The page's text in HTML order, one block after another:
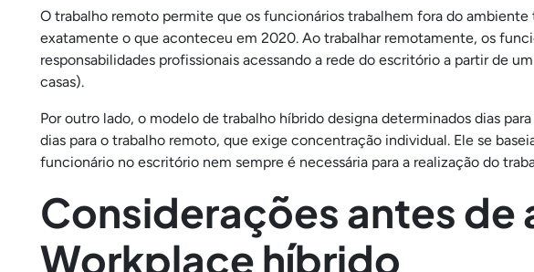
O trabalho remoto permite que os funcionários trabalhem fora do
exatamente o que aconteceu em 2020. Ao trabalhar remotamente, os
responsabilidades profissionais acessando a rede do escritório a partir de
casas).
Por outro lado, o modelo de trabalho híbrido designa determinados dias
dias para o trabalho remoto, que exige concentração individual. Ele se
funcionário no escritório nem sempre é necessária para a realização do
Considerações antes de
Workplace híbrido